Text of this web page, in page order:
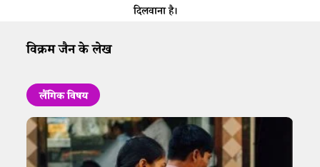
दिलवाना है।
विक्रम जैन के लेख
लैंगिक विषय